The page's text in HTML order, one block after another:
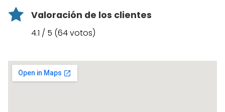
Valoración de los clientes
4.1 / 5 (64 votos)